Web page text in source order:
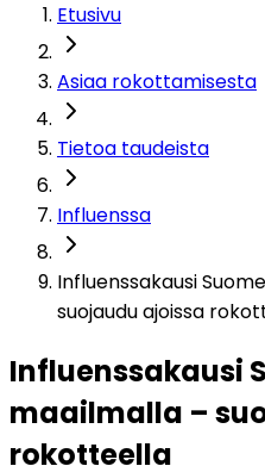
Etusivu
Asiaa rokottamisesta
Tietoa taudeista
Influenssa
Influenssakausi
suojaudu ajoissa
Influenssakausi
maailmalla –
rokotteella